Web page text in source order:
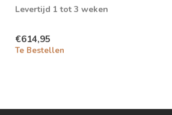
Levertijd 1 tot 3 weken
€614,95
Te Bestellen